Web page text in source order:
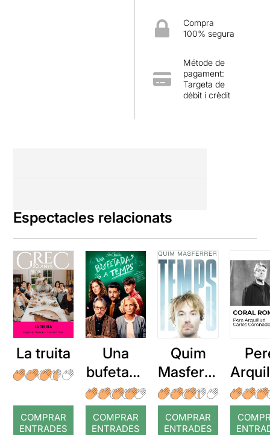
Compra
100% segura
Métode de
pagament:
Targeta de
dèbit i crèdit
Espectacles relacionats
La truita
COMPRAR
ENTRADES
Una
bufetada
a temps
COMPRAR
ENTRADES
Quim
Masferre
r: Temps
COMPRAR
ENTRADES
: